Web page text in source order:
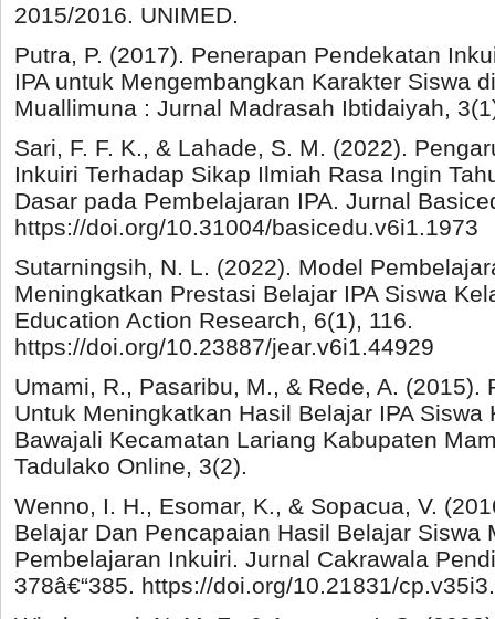
2015/2016. UNIMED.
Putra, P. (2017). Penerapan Pendekatan
IPA untuk Mengembangkan Karakter Siswa
Muallimuna : Jurnal Madrasah Ibtidaiyah,
Sari, F. F. K., & Lahade, S. M. (2022).
Inkuiri Terhadap Sikap Ilmiah Rasa Ingin
Dasar pada Pembelajaran IPA. Jurnal
https://doi.org/10.31004/basicedu.v6i1.1973
Sutarningsih, N. L. (2022). Model
Meningkatkan Prestasi Belajar IPA Siswa
Education Action Research, 6(1), 116.
https://doi.org/10.23887/jear.v6i1.44929
Umami, R., Pasaribu, M., & Rede, A. (2015).
Untuk Meningkatkan Hasil Belajar IPA Siswa
Bawajali Kecamatan Lariang Kabupaten
Tadulako Online, 3(2).
Wenno, I. H., Esomar, K., & Sopacua, V.
Belajar Dan Pencapaian Hasil Belajar Siswa
Pembelajaran Inkuiri. Jurnal Cakrawala
378â€“385. https://doi.org/10.21831/